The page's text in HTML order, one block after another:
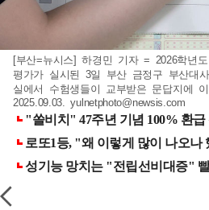
[부산=뉴시스] 하경민 기자 = 2026학년
평가가 실시된 3일 부산 금정구 부산대
실에서 수험생들이 교부받은 문답지에
2025.09.03.yulnetphoto@newsis.com